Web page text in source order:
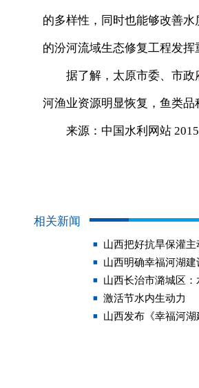
的多样性，同时也能够改善
的汾河流域生态修复工程发挥
据了解，太原市委、市政
河渔业资源明显恢复，鱼类品
来源：中国水利网站 2015
相关新闻
山西把好抗旱保灌主
山西明确幸福河湖建
山西长治市潞城区：
激活节水内生动力
山西发布《幸福河湖